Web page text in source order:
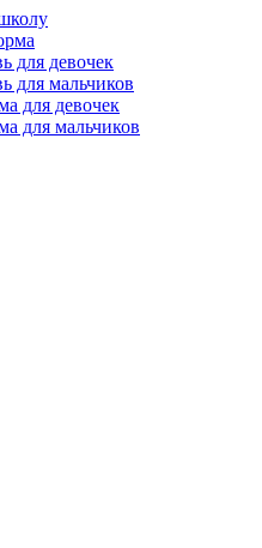
для девочек
для мальчиков
для девочек
для мальчиков